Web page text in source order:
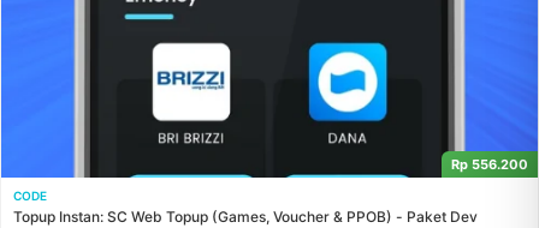
Rp 556.200
CODE
Topup Instan: SC Web Topup (Games, Voucher & PPOB) - Paket Dev